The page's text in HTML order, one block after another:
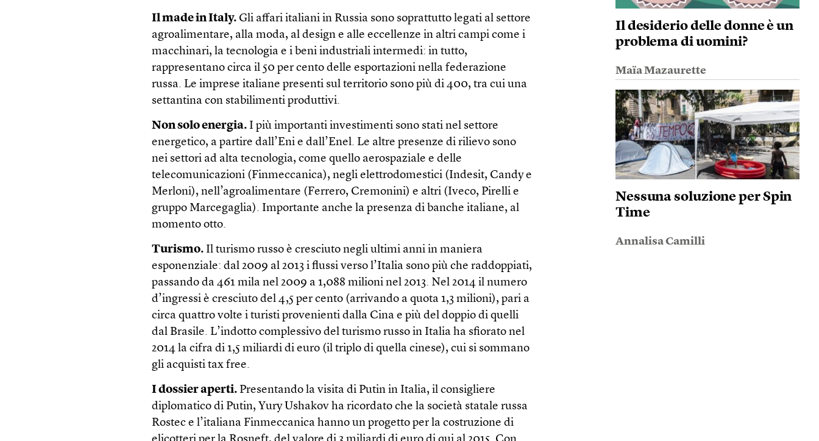
Il made in Italy. Gli affari italiani in Russia sono soprattutto legati al settore
agroalimentare, alla moda, al design e alle eccellenze in altri campi come i
macchinari, la tecnologia e i beni industriali intermedi: in tutto,
rappresentano circa il 50 per cento delle esportazioni nella federazione
russa. Le imprese italiane presenti sul territorio sono più di 400, tra cui una
settantina con stabilimenti produttivi.
Non solo energia. I più importanti investimenti sono stati nel settore
energetico, a partire dall’Eni e dall’Enel. Le altre presenze di rilievo sono
nei settori ad alta tecnologia, come quello aerospaziale e delle
telecomunicazioni (Finmeccanica), negli elettrodomestici (Indesit, Candy e
Merloni), nell’agroalimentare (Ferrero, Cremonini) e altri (Iveco, Pirelli e
gruppo Marcegaglia). Importante anche la presenza di banche italiane, al
momento otto.
Turismo. Il turismo russo è cresciuto negli ultimi anni in maniera
esponenziale: dal 2009 al 2013 i flussi verso l’Italia sono più che raddoppiati,
passando da 461 mila nel 2009 a 1,088 milioni nel 2013. Nel 2014 il numero
d’ingressi è cresciuto del 4,5 per cento (arrivando a quota 1,3 milioni), pari a
circa quattro volte i turisti provenienti dalla Cina e più del doppio di quelli
dal Brasile. L’indotto complessivo del turismo russo in Italia ha sfiorato nel
2014 la cifra di 1,5 miliardi di euro (il triplo di quella cinese), cui si sommano
gli acquisti tax free.
I dossier aperti. Presentando la visita di Putin in Italia, il consigliere
diplomatico di Putin, Yury Ushakov ha ricordato che la società statale russa
Rostec e l’italiana Finmeccanica hanno un progetto per la costruzione di
Il desiderio delle donne è un
problema di uomini?
Maïa Mazaurette
Nessuna soluzione per Spin
Time
Annalisa Camilli